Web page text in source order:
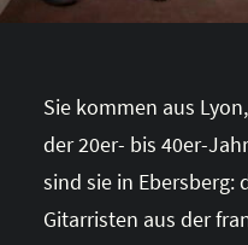
Sie kommen aus
der 20er- bis 40er-
sind sie in Ebersberg:
Gitarristen aus der